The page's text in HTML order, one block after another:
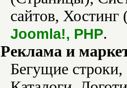
сайтов,
Joomla!, PHP.
Реклама и
Бегущие